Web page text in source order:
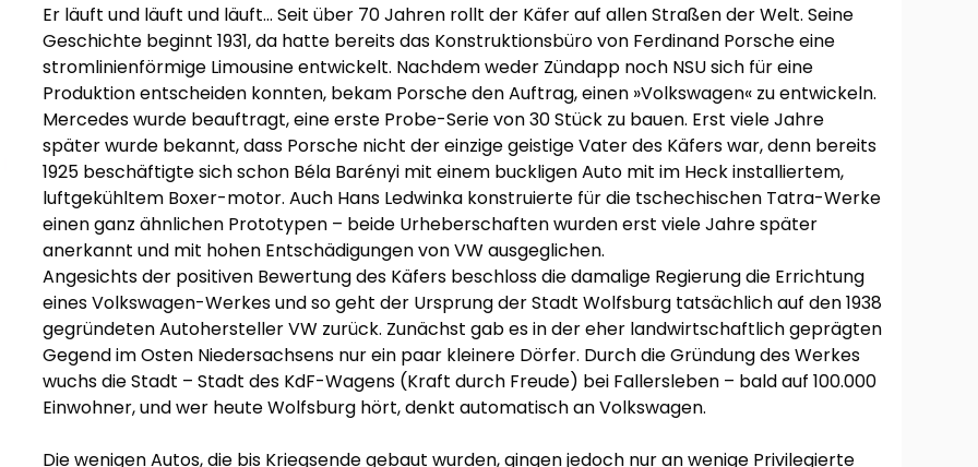
Er läuft und läuft und läuft... Seit über 70 Jahren rollt der Käfer auf allen Straßen der Welt. Seine
Geschichte beginnt 1931, da hatte bereits das Konstruktionsbüro von Ferdinand Porsche eine
stromlinienförmige Limousine entwickelt. Nachdem weder Zündapp noch NSU sich für eine
Produktion entscheiden konnten, bekam Porsche den Auftrag, einen »Volkswagen« zu entwickeln.
Mercedes wurde beauftragt, eine erste Probe-Serie von 30 Stück zu bauen. Erst viele Jahre
später wurde bekannt, dass Porsche nicht der einzige geistige Vater des Käfers war, denn bereits
1925 beschäftigte sich schon Béla Barényi mit einem buckligen Auto mit im Heck installiertem,
luftgekühltem Boxer-motor. Auch Hans Ledwinka konstruierte für die tschechischen Tatra-Werke
einen ganz ähnlichen Prototypen – beide Urheberschaften wurden erst viele Jahre später
anerkannt und mit hohen Entschädigungen von VW ausgeglichen.
Angesichts der positiven Bewertung des Käfers beschloss die damalige Regierung die Errichtung
eines Volkswagen-Werkes und so geht der Ursprung der Stadt Wolfsburg tatsächlich auf den 1938
gegründeten Autohersteller VW zurück. Zunächst gab es in der eher landwirtschaftlich geprägten
Gegend im Osten Niedersachsens nur ein paar kleinere Dörfer. Durch die Gründung des Werkes
wuchs die Stadt – Stadt des KdF-Wagens (Kraft durch Freude) bei Fallersleben – bald auf 100.000
Einwohner, und wer heute Wolfsburg hört, denkt automatisch an Volkswagen.
Die wenigen Autos, die bis Kriegsende gebaut wurden, gingen jedoch nur an wenige Privilegierte